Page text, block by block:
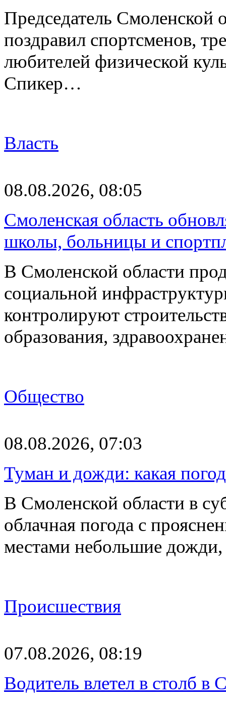
Председатель
поздравил спортсменов,
любителей физической
Спикер…
Власть
08.08.2026, 08:05
Смоленская область
школы, больницы и
В Смоленской области
социальной
контролируют
образования,
Общество
08.08.2026, 07:03
Туман и дожди: какая
В Смоленской области в
облачная погода с
местами небольшие
Происшествия
07.08.2026, 08:19
Водитель влетел в столб в